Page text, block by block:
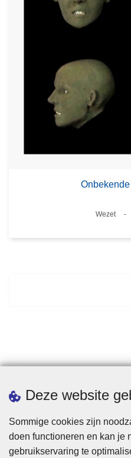
Deze website
Sommige cookies zijn
doen functioneren en kan je
gebruikservaring te
Plaats
Wezet